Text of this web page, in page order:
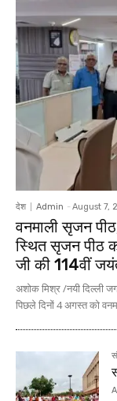
देश Admin - August 7,
वनमाली सृजन
स्थित सृजन पीठ
जी की 114वीं
अशोक मिश्र /नयी दिल्ली
पिछले दिनों 4 अगस्त को